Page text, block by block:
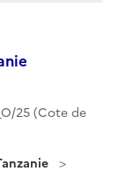
25 (Cote de